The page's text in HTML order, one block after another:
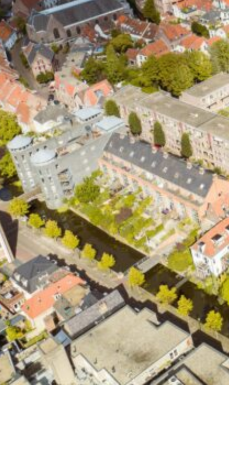
Kitwerk
Houtrot reparatie
Spuitwerk
Waterschade / Brandschade
PAGINA'S
Home
Diensten
Schilderwerk
Glaszetten
Kitwerk
Houtrot reparatie
Spuitwerk
Waterschade / Brandschade
Projecten
Over ons
Blog
Contact
Van Oerle schildersbedrijf © 2024
Algemene voorwaarden
Disclaimer